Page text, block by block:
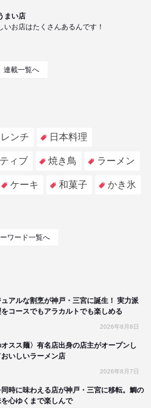
まい店
いお店はたくさんあるんです！
連載一覧へ
ンチ 日本料理
ィブ 焼き鳥 ラーメン
ケーキ 和菓子 かき氷
ワード一覧へ
アルな割烹が神戸・三宮に誕生！ 実力派
コースでもアラカルトでも楽しめる
2026年8月8日
オスス麺〉有名店出身の店主がオープンし
いしいラーメン店
2026年8月7日
時に味わえる店が神戸・三宮に移転。鯛の
心ゆくまで楽しんで